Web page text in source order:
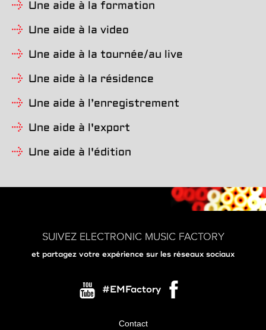
Une aide à la formation
Une aide à la video
Une aide à la tournée/au live
Une aide à la résidence
Une aide à l’enregistrement
Une aide à l'export
Une aide à l'édition
SUIVEZ ELECTRONIC MUSIC FACTORY
et partagez votre expérience sur les réseaux sociaux
#EMFactory
Contact